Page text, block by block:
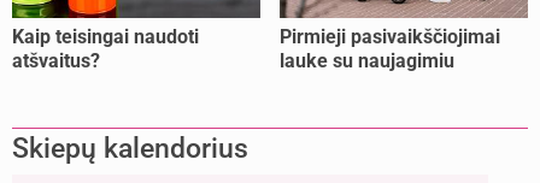
Kaip teisingai naudoti
atšvaitus?
Pirmieji pasivaikščiojimai
lauke su naujagimiu
Skiepų kalendorius